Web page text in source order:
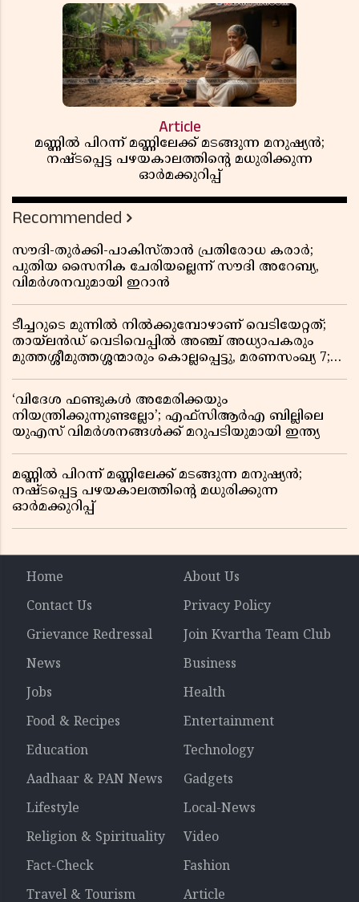
Article
മണ്ണിൽ പിറന്ന് മണ്ണിലേക്ക് മടങ്ങുന്ന മനുഷ്യൻ;
നഷ്ടപ്പെട്ട പഴയകാലത്തിൻ്റെ മധുരിക്കുന്ന
ഓർമക്കുറിപ്പ്
Recommended
സൗദി-തുർക്കി-പാകിസ്താൻ പ്രതിരോധ കരാർ;
പുതിയ സൈനിക ചേരിയല്ലെന്ന് സൗദി അറേബ്യ,
വിമർശനവുമായി ഇറാൻ
ടീച്ചറുടെ മുന്നിൽ നിൽക്കുമ്പോഴാണ് വെടിയേറ്റത്;
തായ്‌ലൻഡ് വെടിവെപ്പിൽ അഞ്ച് അധ്യാപകരും
മുത്തശ്ശീമുത്തശ്ശന്മാരും കൊല്ലപ്പെട്ടു, മരണസംഖ്യ 7;
‘വിദേശ ഫണ്ടുകൾ അമേരിക്കയും
നിയന്ത്രിക്കുന്നുണ്ടല്ലോ’; എഫ്സിആർഎ ബില്ലിലെ
യുഎസ് വിമർശനങ്ങൾക്ക് മറുപടിയുമായി ഇന്ത്യ
മണ്ണിൽ പിറന്ന് മണ്ണിലേക്ക് മടങ്ങുന്ന മനുഷ്യൻ;
നഷ്ടപ്പെട്ട പഴയകാലത്തിൻ്റെ മധുരിക്കുന്ന
ഓർമക്കുറിപ്പ്
Home
About Us
Contact Us
Privacy Policy
Grievance Redressal
Join Kvartha Team Club
News
Business
Jobs
Health
Food & Recipes
Entertainment
Education
Technology
Aadhaar & PAN News
Gadgets
Lifestyle
Local-News
Religion & Spirituality
Video
Fact-Check
Fashion
Travel & Tourism
Article